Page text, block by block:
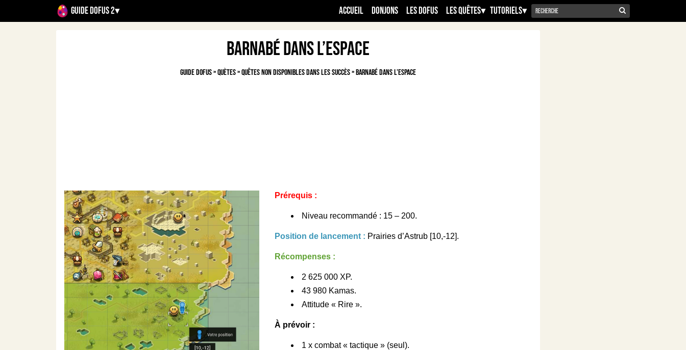
Guide Dofus 2▾ Accueil Donjons Les Dofus Les Quêtes▾ Tutoriels▾
Barnabé dans l’espace
Guide Dofus»Quètes»Quêtes non disponibles dans les succès»Barnabé dans l’espace
Prérequis :
Niveau recommandé : 15 – 200.
Position de lancement : Prairies d’Astrub [10,-12].
Récompenses :
2 625 000 XP.
43 980 Kamas.
Attitude « Rire ».
À prévoir :
1 x combat « tactique » (seul).